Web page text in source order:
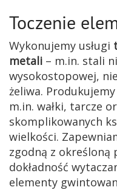
Toczenie
Wykonujemy usługi
metali – m.in. stali
wysokostopowej,
żeliwa.
m.in. wałki, tarcze
skomplikowanych
wielkości.
zgodną z określoną
dokładność
elementy